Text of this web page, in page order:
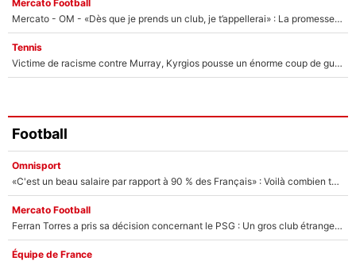
Mercato Football
Mercato - OM - «Dès que je prends un club, je t’appellerai» : La promesse de Marcelino au moment de claquer la porte
Tennis
Victime de racisme contre Murray, Kyrgios pousse un énorme coup de gueule !
Football
Omnisport
«C'est un beau salaire par rapport à 90 % des Français» : Voilà combien touchait Nelson Monfort sur France Télévisions avant de rejoindre CNews
Mercato Football
Ferran Torres a pris sa décision concernant le PSG : Un gros club étranger prêt à relancer le feuilleton pour la signature du champion du monde 2026 !
Équipe de France